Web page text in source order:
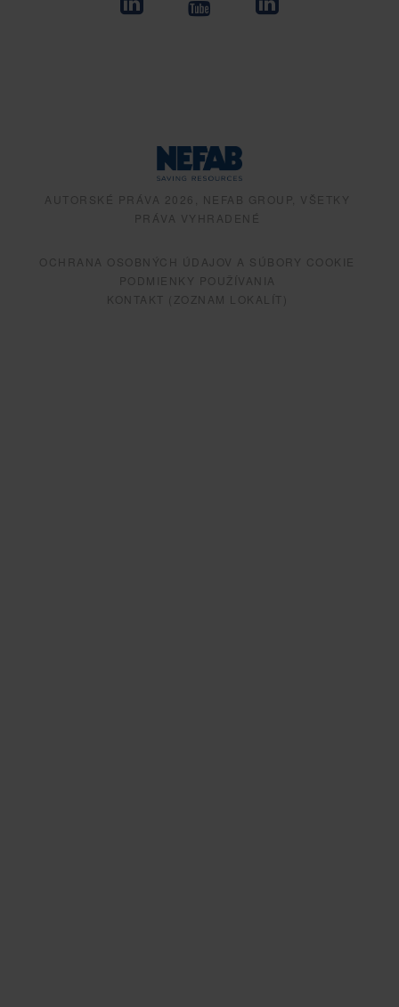
AUTORSKÉ PRÁVA 2026, NEFAB GROUP, VŠETKY
PRÁVA VYHRADENÉ
OCHRANA OSOBNÝCH ÚDAJOV A SÚBORY COOKIE
PODMIENKY POUŽÍVANIA
KONTAKT (ZOZNAM LOKALÍT)